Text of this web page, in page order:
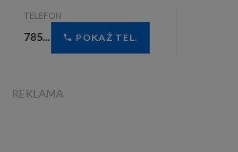
TELEFON
785... POKAŻ TEL.
REKLAMA